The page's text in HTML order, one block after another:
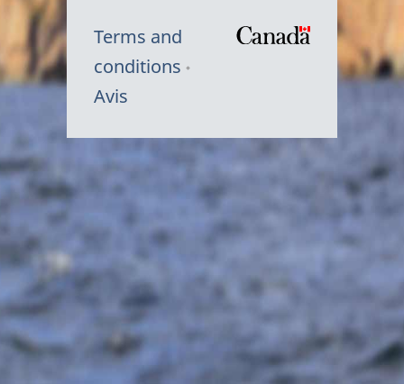
Terms and
conditions
Avis
Symbole
Canada